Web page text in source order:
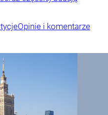
Opinie i komentarze